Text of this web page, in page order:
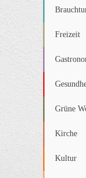
Freizeit
Grüne
Kirche
Kultur